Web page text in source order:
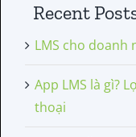
Recent
LMS cho doanh
App LMS là gì?
thoại